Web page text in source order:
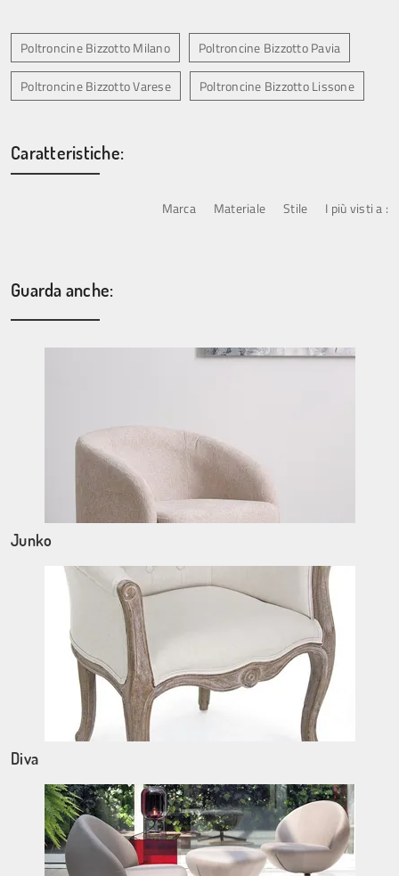
Poltroncine Bizzotto Milano Poltroncine Bizzotto Pavia
Poltroncine Bizzotto Varese Poltroncine Bizzotto Lissone
Caratteristiche:
Marca Materiale Stile I più visti a :
Guarda anche:
Junko
Diva